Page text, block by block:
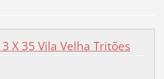
X 35 Vila Velha Tritões